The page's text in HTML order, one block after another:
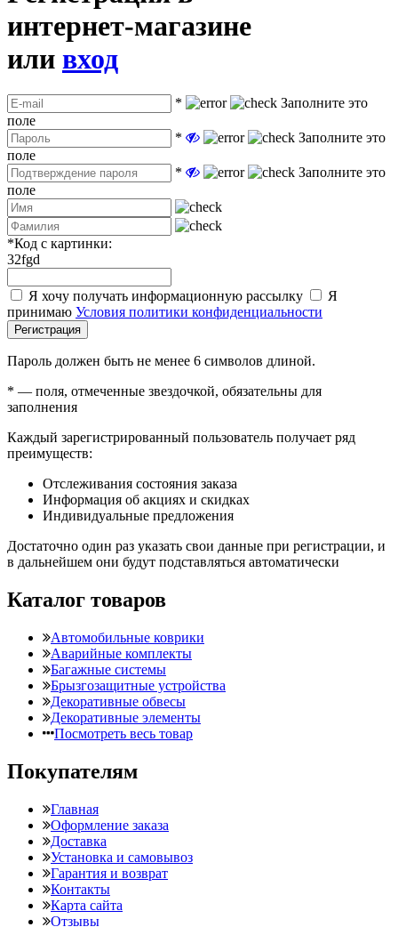
интернет-магазине
или вход
*
Заполните это
поле
*
Заполните это
поле
*
Заполните это
поле
*Код с картинки:
32fgd
Я хочу получать информационную рассылку
Я
принимаю Условия политики конфиденциальности
Регистрация
Пароль должен быть не менее 6 символов длиной.
* — поля, отмеченные звездочкой, обязательны для
заполнения
Каждый зарегистрированный пользователь получает ряд
преимуществ:
Отслеживания состояния заказа
Информация об акциях и скидках
Индивидуальные предложения
Достаточно один раз указать свои данные при регистрации, и
в дальнейшем они будут подставляться автоматически
Каталог товаров
Автомобильные коврики
Аварийные комплекты
Багажные системы
Брызгозащитные устройства
Декоративные обвесы
Декоративные элементы
Посмотреть весь товар
Покупателям
Главная
Оформление заказа
Доставка
Установка и самовывоз
Гарантия и возврат
Контакты
Карта сайта
Отзывы